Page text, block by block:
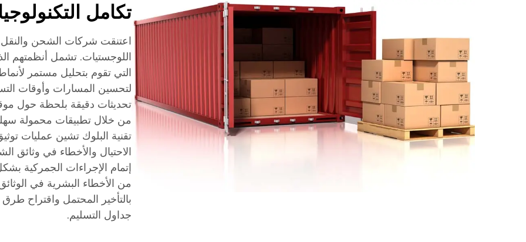
تكامل
اعتنقت شركات الشحن والنقل
اللوجستيات. تشمل أنظمتهم
التي تقوم بتحليل مستمر
لتحسين المسارات وأوقات
تحديثات دقيقة بلحظة حول
من خلال تطبيقات محمولة
تقنية البلوك تشين عمليات
الاحتيال والأخطاء في وثائق
إتمام الإجراءات الجمركية
من الأخطاء البشرية في
بالتأخير المحتمل واقتراح
جداول التسليم.